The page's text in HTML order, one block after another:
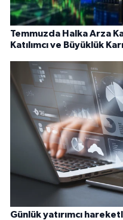
Temmuzda Halka Arza
Katılımcı ve Büyüklük
Günlük yatırımcı